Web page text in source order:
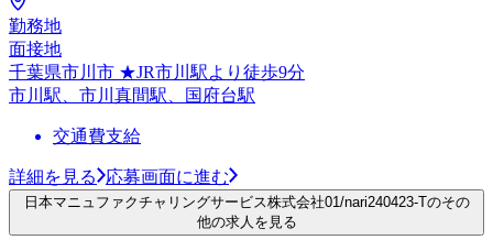
勤務地
面接地
千葉県市川市 ★JR市川駅より徒歩9分
市川駅、市川真間駅、国府台駅
交通費支給
詳細を見る 応募画面に進む
日本マニュファクチャリングサービス株式会社01/nari240423-Tのその
他の求人を見る